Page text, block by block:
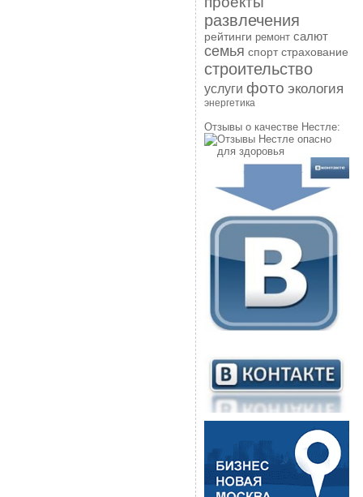
развлечения
рейтинги ремонт салют
семья спорт страхование
строительство
услуги фото экология
энергетика
Отзывы о качестве Нестле: